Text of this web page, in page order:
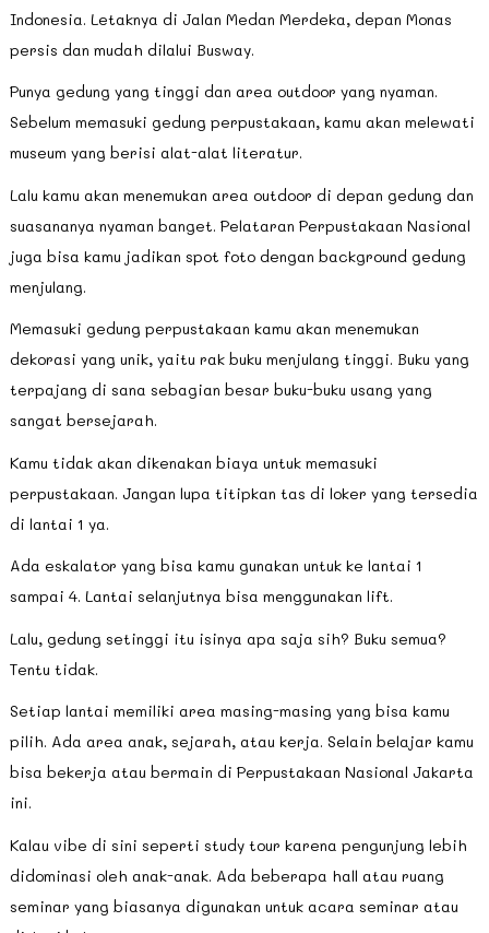
Indonesia. Letaknya di Jalan Medan Merdeka, depan Monas
persis dan mudah dilalui Busway.
Punya gedung yang tinggi dan area outdoor yang nyaman.
Sebelum memasuki gedung perpustakaan, kamu akan melewati
museum yang berisi alat-alat literatur.
Lalu kamu akan menemukan area outdoor di depan gedung dan
suasananya nyaman banget. Pelataran Perpustakaan Nasional
juga bisa kamu jadikan spot foto dengan background gedung
menjulang.
Memasuki gedung perpustakaan kamu akan menemukan
dekorasi yang unik, yaitu rak buku menjulang tinggi. Buku yang
terpajang di sana sebagian besar buku-buku usang yang
sangat bersejarah.
Kamu tidak akan dikenakan biaya untuk memasuki
perpustakaan. Jangan lupa titipkan tas di loker yang tersedia
di lantai 1 ya.
Ada eskalator yang bisa kamu gunakan untuk ke lantai 1
sampai 4. Lantai selanjutnya bisa menggunakan lift.
Lalu, gedung setinggi itu isinya apa saja sih? Buku semua?
Tentu tidak.
Setiap lantai memiliki area masing-masing yang bisa kamu
pilih. Ada area anak, sejarah, atau kerja. Selain belajar kamu
bisa bekerja atau bermain di Perpustakaan Nasional Jakarta
ini.
Kalau vibe di sini seperti study tour karena pengunjung lebih
didominasi oleh anak-anak. Ada beberapa hall atau ruang
seminar yang biasanya digunakan untuk acara seminar atau